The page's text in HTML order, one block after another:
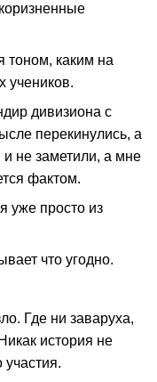
тоном, каким на
учеников.
дивизиона с
перекинулись, а
не заметили, а мне
фактом.
уже просто из
что угодно.
Где ни заваруха,
история не
участия.